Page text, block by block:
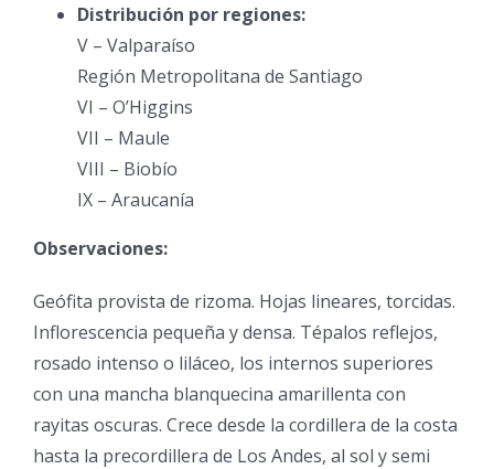
Distribución por regiones:
V – Valparaíso
Región Metropolitana de Santiago
VI – O’Higgins
VII – Maule
VIII – Biobío
IX – Araucanía
Observaciones:
Geófita provista de rizoma. Hojas lineares, torcidas.
Inflorescencia pequeña y densa. Tépalos reflejos,
rosado intenso o liláceo, los internos superiores
con una mancha blanquecina amarillenta con
rayitas oscuras. Crece desde la cordillera de la costa
hasta la precordillera de Los Andes, al sol y semi